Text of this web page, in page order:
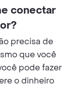
conectar
precisa de
que você
pode fazer
o dinheiro